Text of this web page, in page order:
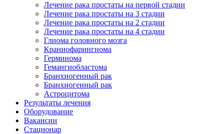
Лечение рака простаты на первой стадии
Лечение рака простаты на 3 стадии
Лечение рака простаты на 2 стадии
Лечение рака простаты на 4 стадии
Глиома головного мозга
Краниофарингиома
Герминома
Гемангиобластома
Бранхиогенный рак
Бранхиогенный рак
Астроцитома
Результаты лечения
Оборудование
Вакансии
Стационар